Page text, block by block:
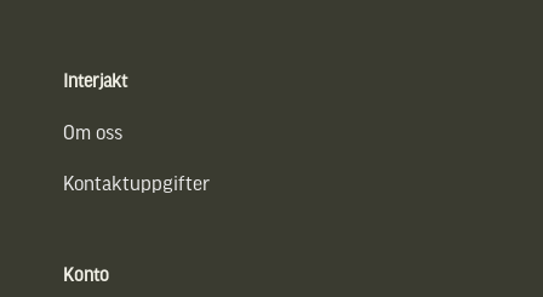
Interjakt
Om oss
Kontaktuppgifter
Konto